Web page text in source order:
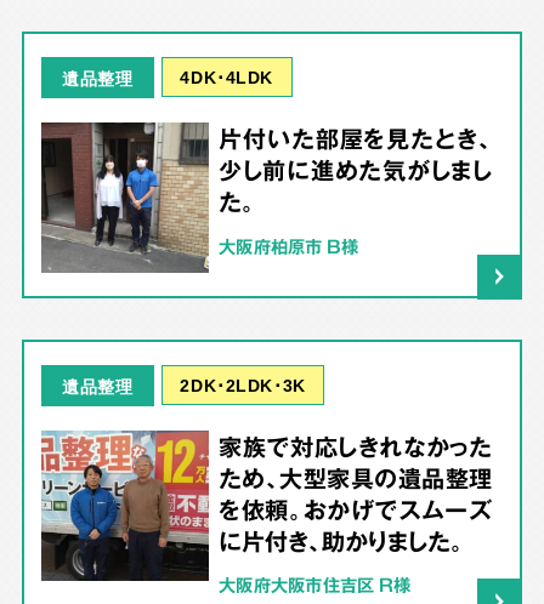
遺品整理 4DK･4LDK
片付いた部屋を見たとき、
少し前に進めた気がしまし
た。
大阪府柏原市 B様
遺品整理 2DK･2LDK･3K
家族で対応しきれなかった
ため、大型家具の遺品整理
を依頼。おかげでスムーズ
に片付き、助かりました。
大阪府大阪市住吉区 R様